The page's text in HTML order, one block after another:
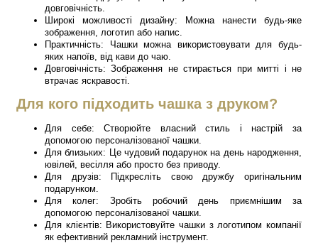
довговічність.
Широкі можливості дизайну: Можна нанести будь-яке
зображення, логотип або напис.
Практичність: Чашки можна використовувати для будь-
яких напоїв, від кави до чаю.
Довговічність: Зображення не стирається при митті і не
втрачає яскравості.
Для кого підходить чашка з друком?
Для себе: Створюйте власний стиль і настрій за
допомогою персоналізованої чашки.
Для близьких: Це чудовий подарунок на день народження,
ювілей, весілля або просто без приводу.
Для друзів: Підкресліть свою дружбу оригінальним
подарунком.
Для колег: Зробіть робочий день приємнішим за
допомогою персоналізованої чашки.
Для клієнтів: Використовуйте чашки з логотипом компанії
як ефективний рекламний інструмент.